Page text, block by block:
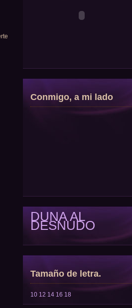
Conmigo, a mi lado
DUNA AL
DESNUDO
Tamaño de letra.
10 12 14 16 18